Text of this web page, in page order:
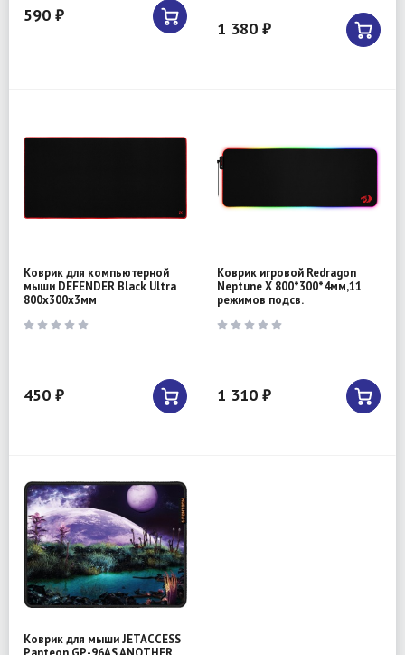
590 ₽
1 380 ₽
Коврик для компьютерной
мыши DEFENDER Black Ultra
800х300х3мм
450 ₽
Коврик игровой Redragon
Neptune X 800*300*4мм,11
режимов подсв.
1 310 ₽
Коврик для мыши JETACCESS